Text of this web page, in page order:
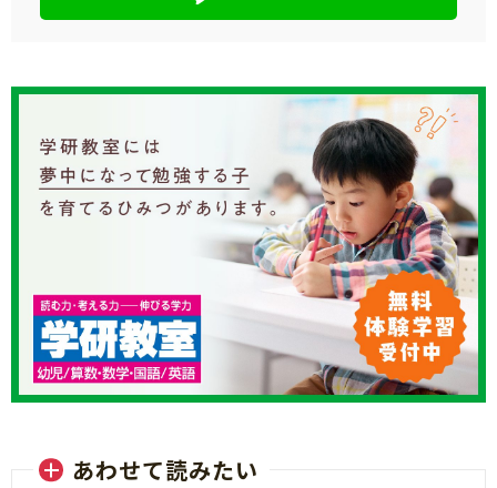
あわせて読みたい